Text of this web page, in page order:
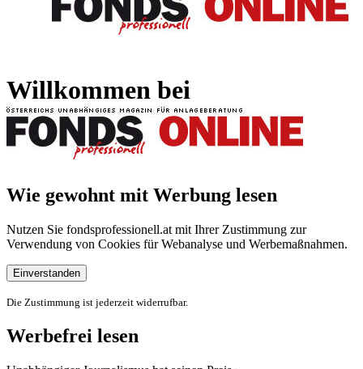
Willkommen bei
Wie gewohnt mit Werbung lesen
Nutzen Sie fondsprofessionell.at mit Ihrer Zustimmung zur
Verwendung von Cookies für Webanalyse und Werbemaßnahmen.
Einverstanden
Die Zustimmung ist jederzeit widerrufbar.
Werbefrei lesen